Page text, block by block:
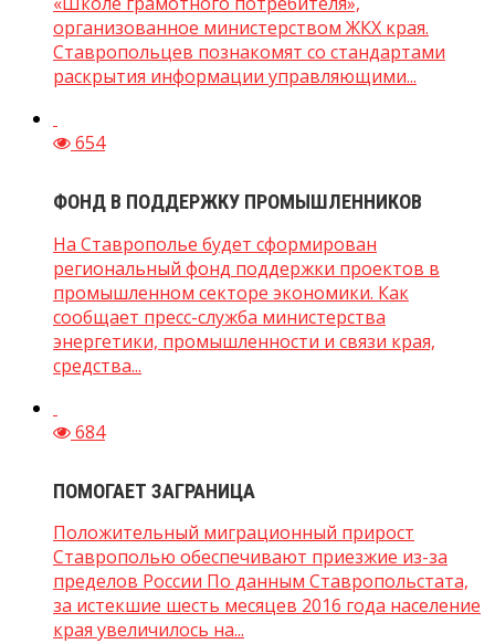
организованное министерством ЖКХ края.
Ставропольцев познакомят со стандартами
раскрытия информации управляющими...
654
ФОНД В ПОДДЕРЖКУ ПРОМЫШЛЕННИКОВ
На Ставрополье будет сформирован
региональный фонд поддержки проектов в
промышленном секторе экономики. Как
сообщает пресс-служба министерства
энергетики, промышленности и связи края,
средства...
684
ПОМОГАЕТ ЗАГРАНИЦА
Положительный миграционный прирост
Ставрополью обеспечивают приезжие из-за
пределов России По данным Ставропольстата,
за истекшие шесть месяцев 2016 года население
края увеличилось на...